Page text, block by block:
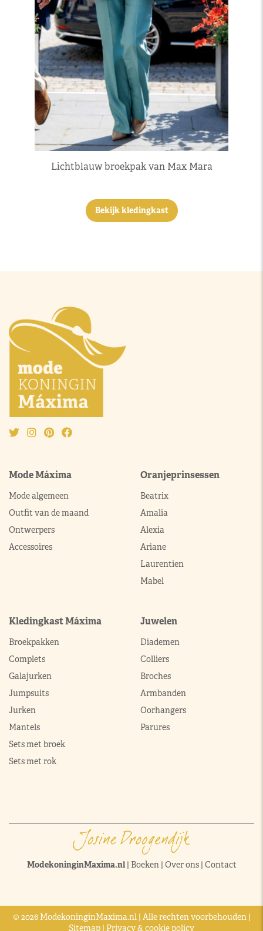
Lichtblauw broekpak van Max Mara
Bekijk kledingkast
Mode Máxima
Mode algemeen
Outfit van de maand
Ontwerpers
Accessoires
Oranjeprinsessen
Beatrix
Amalia
Alexia
Ariane
Laurentien
Mabel
Kledingkast Máxima
Broekpakken
Complets
Galajurken
Jumpsuits
Jurken
Mantels
Sets met broek
Sets met rok
Juwelen
Diademen
Colliers
Broches
Armbanden
Oorhangers
Parures
ModekoninginMaxima.nl| Boeken| Over ons| Contact
© 2026 ModekoninginMaxima.nl | Alle rechten voorbehouden |
Sitemap | Privacy & cookie policy